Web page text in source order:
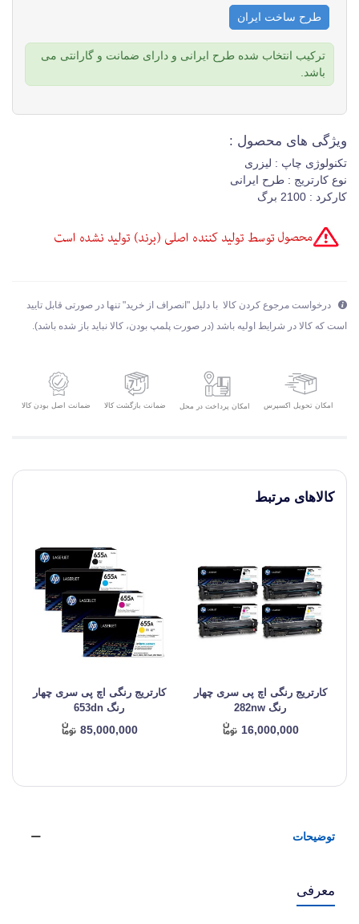
طرح ساخت ایران
ترکیب انتخاب شده طرح ایرانی و دارای ضمانت و گارانتی می
باشد.
ویژگی های محصول :
تکنولوژی چاپ : لیزری
نوع کارتریج : طرح ایرانی
کارکرد : 2100 برگ
درخواست مرجوع کردن کالا با دلیل "انصراف از خرید" تنها در صورتی قابل تایید
است که کالا در شرایط اولیه باشد (در صورت پلمپ بودن، کالا نباید باز شده باشد).
امکان تحویل اکسپرس امکان پرداخت در محل ضمانت بازگشت کالا ضمانت اصل بودن کالا
کالاهای مرتبط
کارتریج رنگی اچ پی سری چهار
رنگ 282nw
16,000,000
کارتریج رنگی اچ پی سری چهار
رنگ 653dn
85,000,000
توضیحات
معرفی